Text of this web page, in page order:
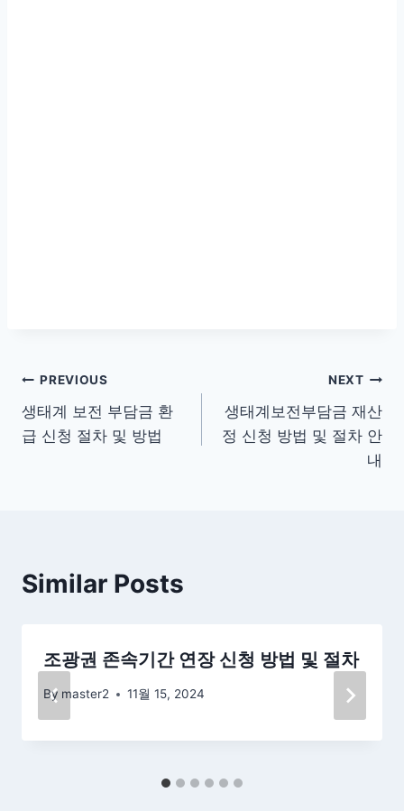
글
탐
PREVIOUS
생태계 보전 부담금 환
급 신청 절차 및 방법
NEXT
생태계보전부담금 재산
정 신청 방법 및 절차 안
내
Similar Posts
조광권 존속기간 연장 신청 방법 및 절차
By master2 11월 15, 2024